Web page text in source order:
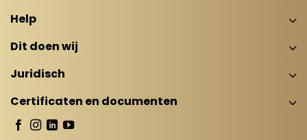
Help
Dit doen wij
Juridisch
Certificaten en documenten